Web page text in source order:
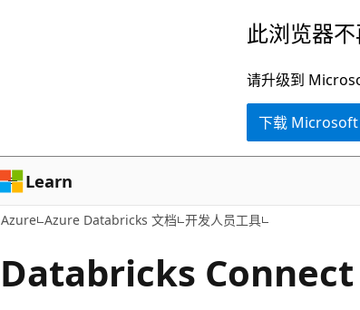
容
此浏览器不
请升级到
下载
Learn
Azure Azure Databricks 文档 开发人员工具
Databricks Connect